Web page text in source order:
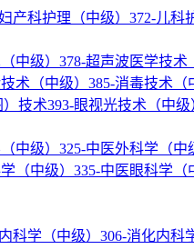
产科护理（中级） 372-儿科
中级） 378-超声波医学技术
术（中级） 385-消毒技术（
）技术393-眼视光技术（中级
中级） 325-中医外科学（中
（中级） 335-中医眼科学（
科学（中级） 306-消化内科